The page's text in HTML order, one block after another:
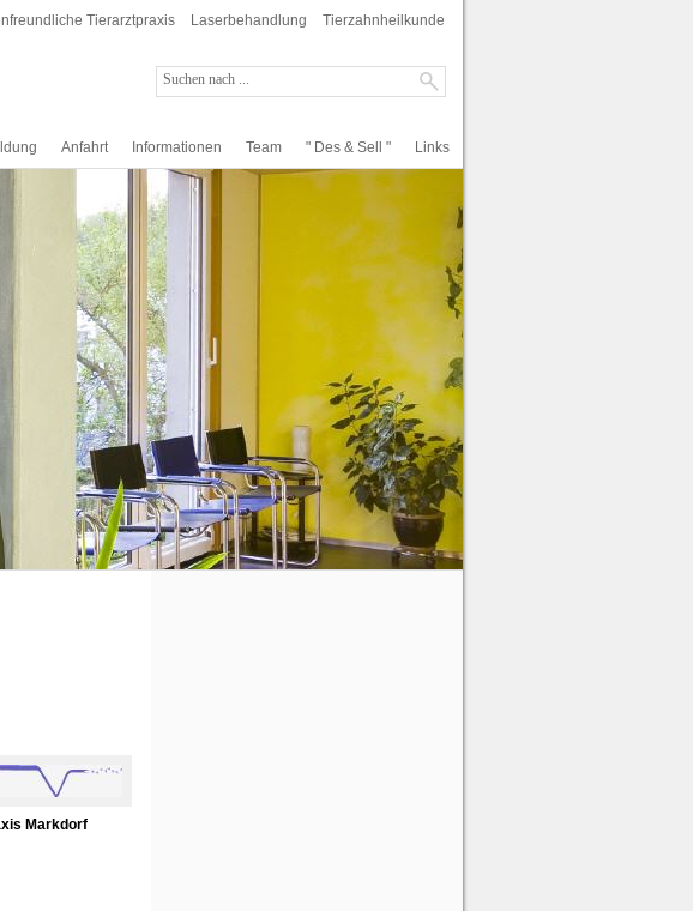
Tierarztpraxis Laserbehandlung Tierzahnheilkunde
Anfahrt Informationen Team " Des & Sell " Links
Markdorf